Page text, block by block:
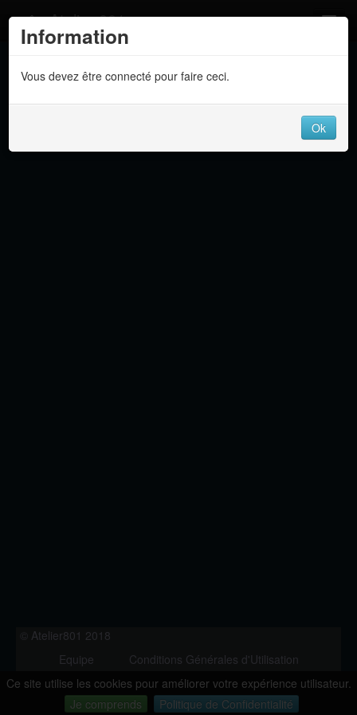
Ce site utilise les cookies pour améliorer votre expérience utilisateur.
Je comprends
Politique de Confidentialité
Information
Vous devez être connecté pour faire ceci.
Ok
Atelier 801
Dev Tracker
Langue
© Atelier801 2018
Equipe
Conditions Générales d'Utilisation
Politique de Confidentialité
Contact
Version 1.27